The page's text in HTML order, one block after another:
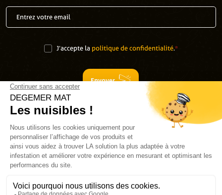
J’accepte la politique de confidentialité.*
Envoyer
Suivez-nous
Plan du site Mentions légales Contact SAV